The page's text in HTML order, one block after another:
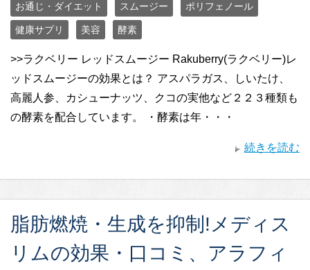
お通じ・ダイエット スムージー ポリフェノール
健康サプリ 美容 酵素
>>ラクベリー レッドスムージー Rakuberry(ラクベリー)レ
ッドスムージーの効果とは？ アスパラガス、しいたけ、
高麗人参、カシューナッツ、クコの実他など２２３種類も
の酵素を配合しています。 ・酵素は年・・・
続きを読む
脂肪燃焼・生成を抑制!メディス
リムの効果・口コミ、アラフィ